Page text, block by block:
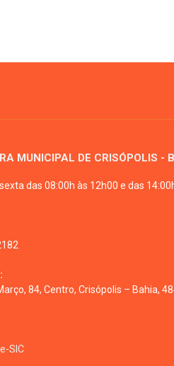
MUNICIPAL DE CRISÓPOLIS -
das 08:00h às 12h00 e das
84, Centro, Crisópolis – Bahia,
e-SIC